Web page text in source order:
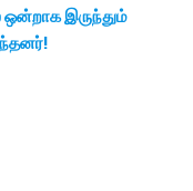
இருந்தும்